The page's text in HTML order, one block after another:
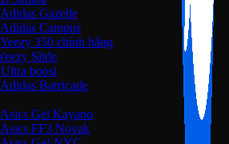
Gazelle
Campus
350 chính hãng
Slide
boost
Barricade
Gel Kayano
FF3 Novak